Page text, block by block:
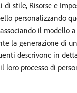
di stile, Risorse e
personalizzando
il modello
la generazione di
descrivono in
loro processo di